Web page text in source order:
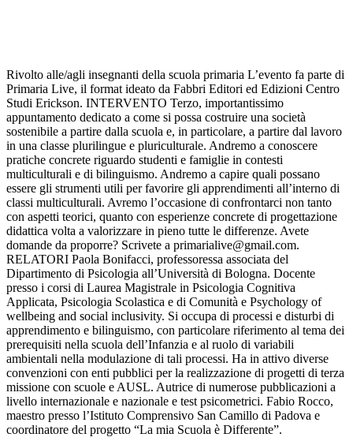
Rivolto alle/agli insegnanti della scuola primaria L’evento fa parte di
Primaria Live, il format ideato da Fabbri Editori ed Edizioni Centro
Studi Erickson. INTERVENTO Terzo, importantissimo
appuntamento dedicato a come si possa costruire una società
sostenibile a partire dalla scuola e, in particolare, a partire dal lavoro
in una classe plurilingue e pluriculturale. Andremo a conoscere
pratiche concrete riguardo studenti e famiglie in contesti
multiculturali e di bilinguismo. Andremo a capire quali possano
essere gli strumenti utili per favorire gli apprendimenti all’interno di
classi multiculturali. Avremo l’occasione di confrontarci non tanto
con aspetti teorici, quanto con esperienze concrete di progettazione
didattica volta a valorizzare in pieno tutte le differenze. Avete
domande da proporre? Scrivete a primarialive@gmail.com.
RELATORI Paola Bonifacci, professoressa associata del
Dipartimento di Psicologia all’Università di Bologna. Docente
presso i corsi di Laurea Magistrale in Psicologia Cognitiva
Applicata, Psicologia Scolastica e di Comunità e Psychology of
wellbeing and social inclusivity. Si occupa di processi e disturbi di
apprendimento e bilinguismo, con particolare riferimento al tema dei
prerequisiti nella scuola dell’Infanzia e al ruolo di variabili
ambientali nella modulazione di tali processi. Ha in attivo diverse
convenzioni con enti pubblici per la realizzazione di progetti di terza
missione con scuole e AUSL. Autrice di numerose pubblicazioni a
livello internazionale e nazionale e test psicometrici. Fabio Rocco,
maestro presso l’Istituto Comprensivo San Camillo di Padova e
coordinatore del progetto “La mia Scuola è Differente”.